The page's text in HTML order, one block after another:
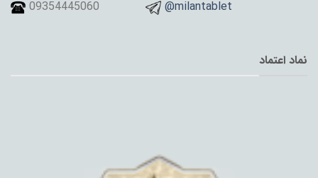
09354445060
@milantablet
نماد اعتماد